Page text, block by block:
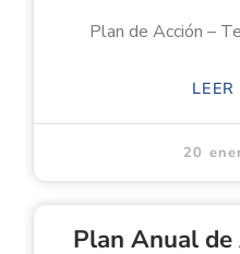
Plan de Acción –
20
Plan Anual